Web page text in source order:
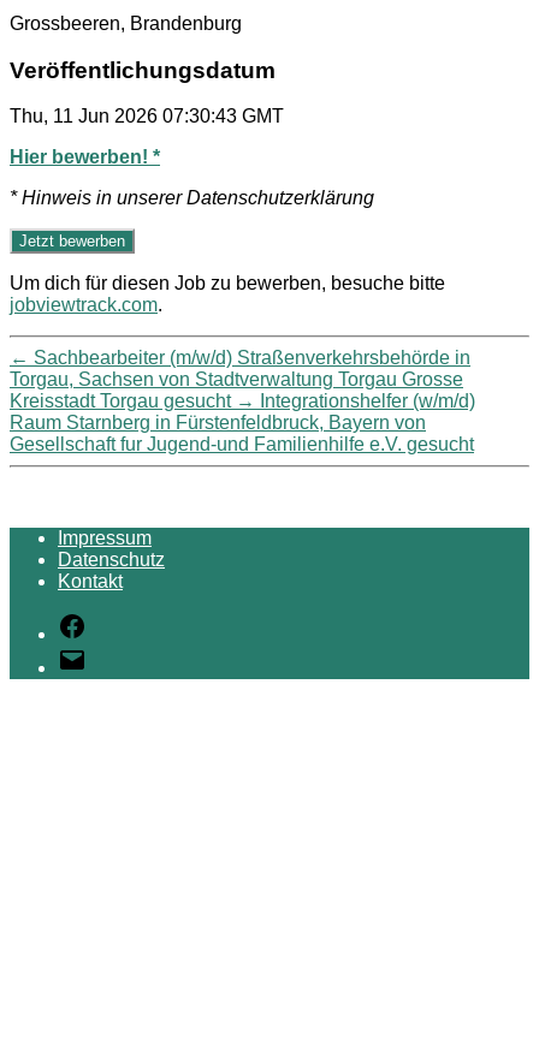
Grossbeeren, Brandenburg
Veröffentlichungsdatum
Thu, 11 Jun 2026 07:30:43 GMT
Hier bewerben! *
* Hinweis in unserer Datenschutzerklärung
Um dich für diesen Job zu bewerben, besuche bitte
jobviewtrack.com.
← Sachbearbeiter (m/w/d) Straßenverkehrsbehörde in
Torgau, Sachsen von Stadtverwaltung Torgau Grosse
Kreisstadt Torgau gesucht →
Integrationshelfer (w/m/d)
Raum Starnberg in Fürstenfeldbruck, Bayern von
Gesellschaft fur Jugend-und Familienhilfe e.V. gesucht
Impressum
Datenschutz
Kontakt
Facebook
E-
Mail